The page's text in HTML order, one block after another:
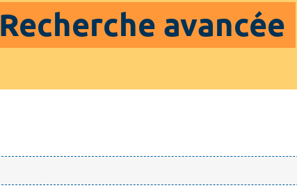
Recherche avancée